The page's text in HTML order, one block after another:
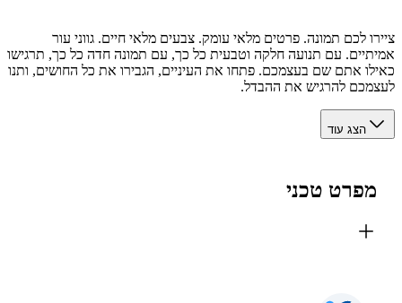
לכם תמונה. פרטים מלאי עומק. צבעים מלאי חיים. גווני עור
עם תנועה חלקה וטבעית כל כך, עם תמונה חדה כל כך, תרגישו
אתם שם בעצמכם. פתחו את העיניים, הגבירו את כל החושים, ותנו
להרגיש את ההבדל.
הצג עוד
טכני